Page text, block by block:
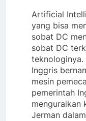
Artificial
yang bisa
sobat DC
sobat DC
teknologinya.
Inggris
mesin
pemerintah
menguraikan
Jerman